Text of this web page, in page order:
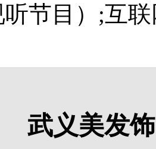
节目）;互
武义美发